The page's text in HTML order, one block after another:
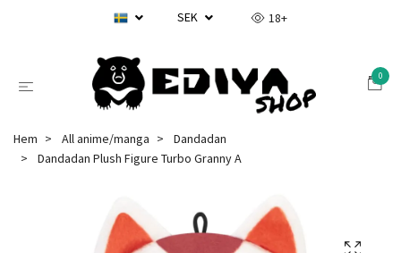
SEK 18+
0
Hem All anime/manga
Dandadan
Dandadan Plush Figure Turbo Granny A